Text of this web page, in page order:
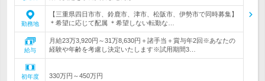
勤務地
【三重県四日市市、鈴鹿市、津市、松阪市、伊勢市で同時募集】
＊希望に応じて配属 ＊希望しない転勤な…
給与
月給23万3,920円～31万8,630円＋諸手当＋賞与年2回※あなたの
経験や年齢を考慮し決定いたします※試用期間3…
初年度
330万円～450万円